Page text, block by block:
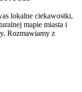
lokalne ciekawostki,
mapie miasta i
Rozmawiamy z